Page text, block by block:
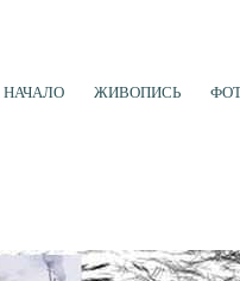
НАЧАЛО ЖИВОПИСЬ